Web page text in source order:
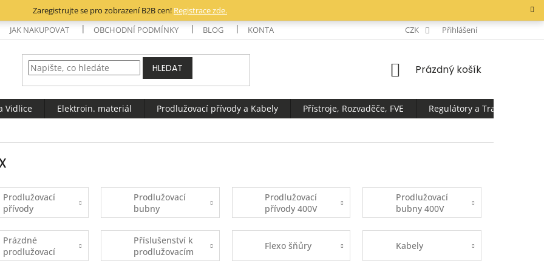
Zaregistrujte se pro zobrazení B2B cen! Registrace zde.
JAK NAKUPOVAT OBCHODNÍ PODMÍNKY BLOG KONTAKTY CZK Přihlášení
HLEDAT
NÁKUPNÍ
Prázdný košík
Vidlice Elektroin. materiál Prodlužovací přívody a Kabely Přístroje, Rozvaděče, FVE
Regulátory a
Prodlužovací
přívody
Prodlužovací
bubny
Prodlužovací
přívody 400V
Prodlužovací
bubny 400V
Prázdné
prodlužovací
bubny
Příslušenství k
prodlužovacím
bubnům
Flexo šňůry Kabely